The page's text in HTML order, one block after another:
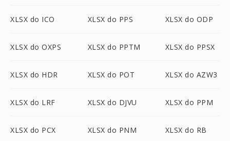
XLSX do ICO XLSX do PPS XLSX do ODP
XLSX do OXPS XLSX do PPTM XLSX do PPSX
XLSX do HDR XLSX do POT XLSX do AZW3
XLSX do LRF XLSX do DJVU XLSX do PPM
XLSX do PCX XLSX do PNM XLSX do RB